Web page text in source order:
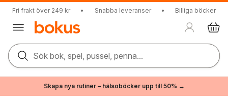
Fri frakt över 249 kr • Snabba leveranser • Billiga böcker
Sök bok, spel, pussel, penna...
Skapa nya rutiner – hälsoböcker upp till 50% →